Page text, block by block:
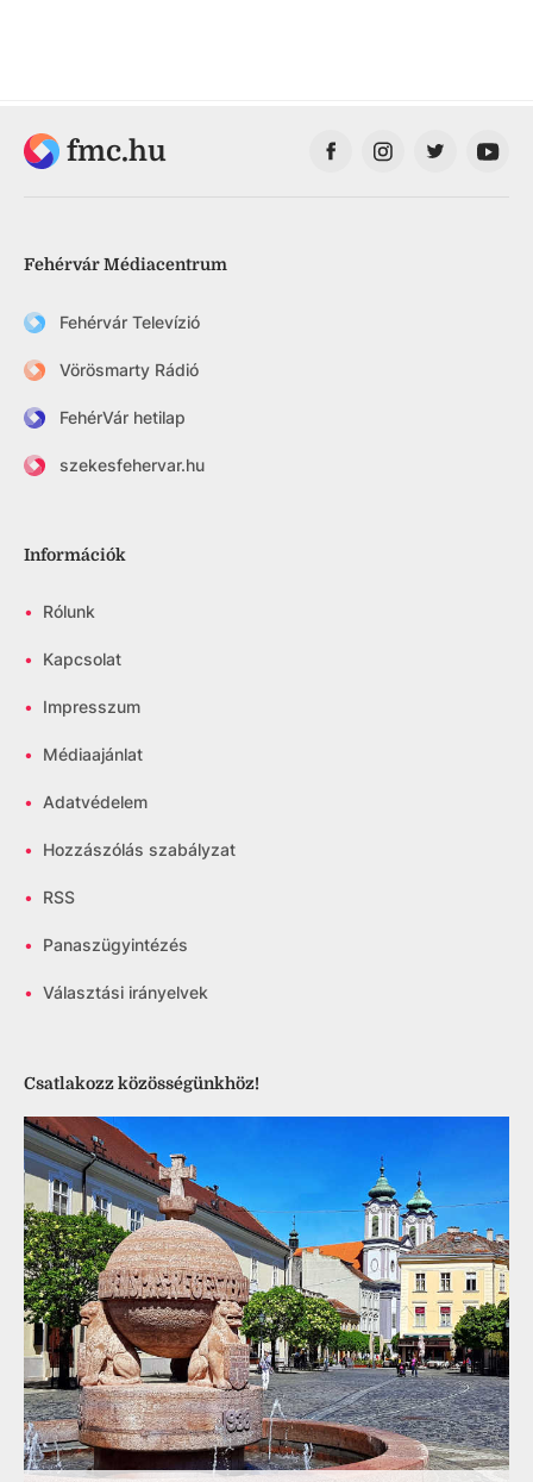
fmc.hu
Fehérvár Médiacentrum
Fehérvár Televízió
Vörösmarty Rádió
FehérVár hetilap
szekesfehervar.hu
Információk
• Rólunk
• Kapcsolat
• Impresszum
• Médiaajánlat
• Adatvédelem
• Hozzászólás szabályzat
• RSS
• Panaszügyintézés
• Választási irányelvek
Csatlakozz közösségünkhöz!